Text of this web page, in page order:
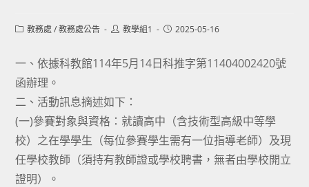
Post教務處 / 教務處公告
Post教學組1
Post2025-05-16
一、依據科教館114年5月14日科推字第11404002420號
函辦理。
二、活動訊息摘述如下：
(一)參賽對象與資格：就讀高中（含技術型高級中等學
校）之在學學生（每位參賽學生需有一位指導老師）及現
任學校教師（須持有教師證或學校聘書，無者由學校開立
證明）。